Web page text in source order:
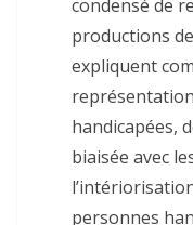
condensé de
productions
expliquent
handicapées,
biaisée avec
personnes